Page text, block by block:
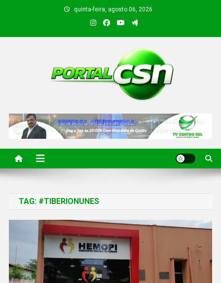
quinta-feira, agosto 06, 2026
PORTAL CSN
TAG: #TIBERIONUNES